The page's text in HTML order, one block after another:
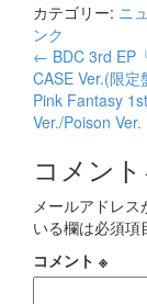
カテゴリー: ニ
ンク
投
稿
ナ
ビ
ゲ
ー
シ
← BDC 3rd EP
CASE Ver.(限
Pink Fantasy
Ver./Poison Ver.
コメン
メールアドレス
いる欄は必須項
コメント ※